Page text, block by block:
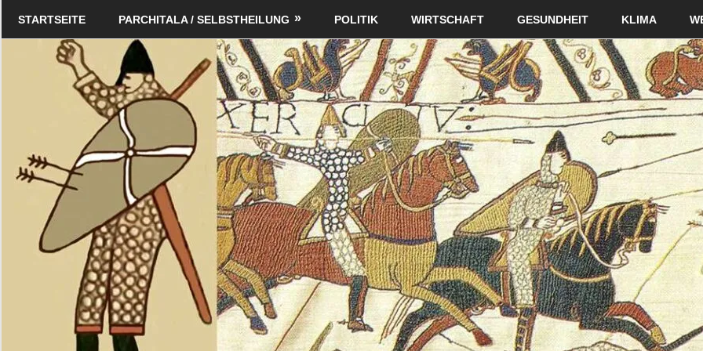
Schildverlag
STARTSEITE PARCHITALA / SELBSTHEILUNG POLITIK WIRTSCHAFT GESUNDHEIT KLIMA